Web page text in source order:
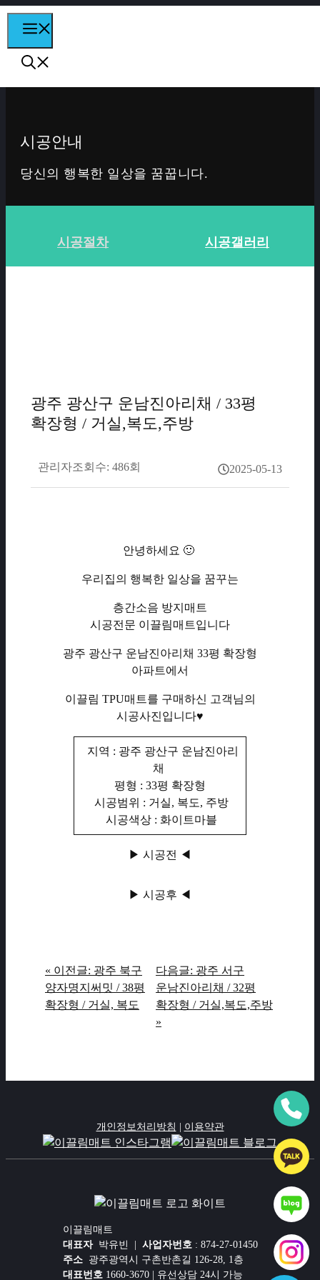
컨텐츠로
건너뛰기
시공안내
당신의 행복한 일상을 꿈꿉니다.
시공절차 시공갤러리
광주 광산구 운남진아리채 / 33평
확장형 / 거실,복도,주방
관리자조회수: 486회 2025-05-13
안녕하세요 🙂
우리집의 행복한 일상을 꿈꾸는
층간소음 방지매트
시공전문 이끌림매트입니다
광주 광산구 운남진아리채 33평 확장형
아파트에서
이끌림 TPU매트를 구매하신 고객님의
시공사진입니다♥
지역 : 광주 광산구 운남진아리
채
평형 : 33평 확장형
시공범위 : 거실, 복도, 주방
시공색상 : 화이트마블
▶ 시공전 ◀
▶ 시공후 ◀
« 이전글: 광주 북구
양자명지써밋 / 38평
확장형 / 거실, 복도
다음글: 광주 서구
운남진아리채 / 32평
확장형 / 거실,복도,주방
»
개인정보처리방침 | 이용약관
이끌림매트
대표자박유빈 | 사업자번호 : 874-27-01450
주소광주광역시 구촌반촌길 126-28, 1층
대표번호 1660-3670 | 유선상담 24시 가능